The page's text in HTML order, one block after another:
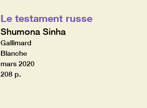
Le testament russe
Shumona Sinha
Gallimard
Blanche
mars 2020
208 p.